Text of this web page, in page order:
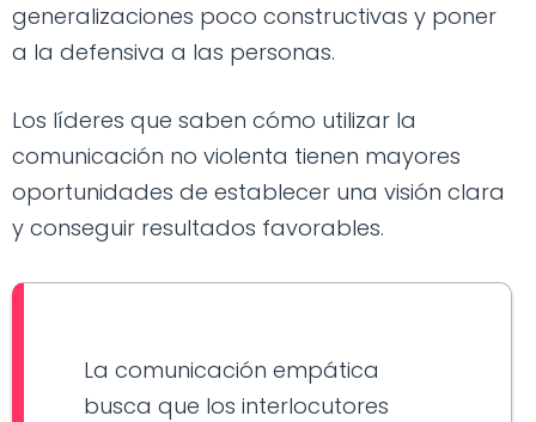
generalizaciones poco constructivas y poner
a la defensiva a las personas.
Los líderes que saben cómo utilizar la
comunicación no violenta tienen mayores
oportunidades de establecer una visión clara
y conseguir resultados favorables.
La comunicación empática
busca que los interlocutores